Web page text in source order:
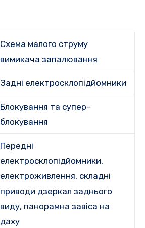
Схема малого струму
вимикача запалювання
Задні електросклопідйомники
Блокування та супер-
блокування
Передні
електросклопідйомники,
електроживлення, складні
приводи дзеркал заднього
виду, панорамна завіса на
даху